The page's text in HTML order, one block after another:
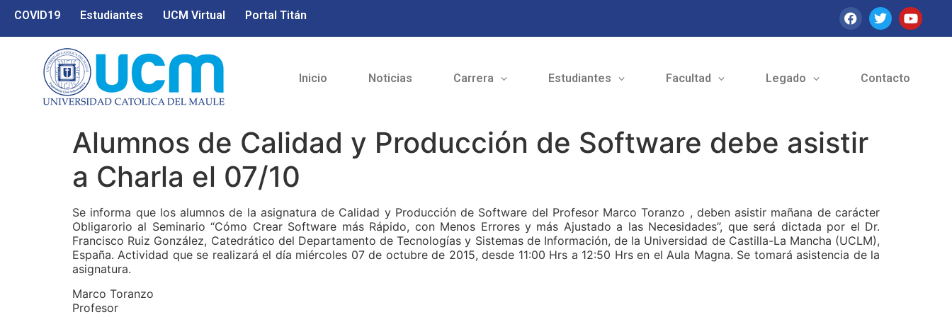
COVID19 Estudiantes UCM Virtual Portal Titán
Inicio Noticias Carrera Estudiantes Facultad Legado Contacto
Alumnos de Calidad y Producción de Software debe asistir
a Charla el 07/10
Se informa que los alumnos de la asignatura de Calidad y Producción de Software del Profesor Marco Toranzo , deben asistir mañana de carácter
Obligarorio al Seminario “Cómo Crear Software más Rápido, con Menos Errores y más Ajustado a las Necesidades”, que será dictada por el Dr.
Francisco Ruiz González, Catedrático del Departamento de Tecnologías y Sistemas de Información, de la Universidad de Castilla-La Mancha (UCLM),
España. Actividad que se realizará el día miércoles 07 de octubre de 2015, desde 11:00 Hrs a 12:50 Hrs en el Aula Magna. Se tomará asistencia de la
asignatura.
Marco Toranzo
Profesor